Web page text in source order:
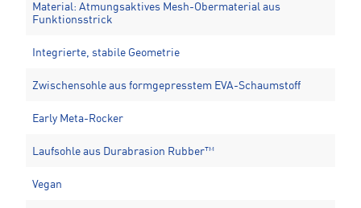
Material: Atmungsaktives Mesh-Obermaterial aus
Funktionsstrick
Integrierte, stabile Geometrie
Zwischensohle aus formgepresstem EVA-Schaumstoff
Early Meta-Rocker
Laufsohle aus Durabrasion Rubber™
Vegan